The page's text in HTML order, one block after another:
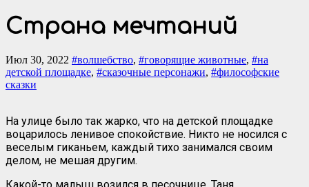
Страна мечтаний
Июл 30, 2022 #волшебство, #говорящие животные, #на
детской площадке, #сказочные персонажи, #философские
сказки
На улице было так жарко, что на детской площадке
воцарилось ленивое спокойствие. Никто не носился с
веселым гиканьем, каждый тихо занимался своим
делом, не мешая другим.